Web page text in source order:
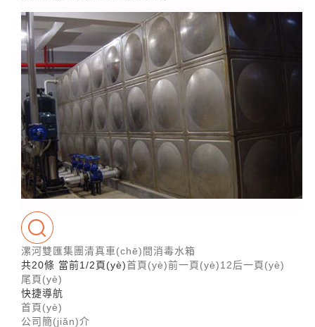
漯河雙匯集團清真車(chē)間消毒水箱
共20條 當前1/2頁(yè)首頁(yè)前一頁(yè)1 2后一頁(yè)
尾頁(yè)
快捷導航
首頁(yè)
公司簡(jiǎn)介